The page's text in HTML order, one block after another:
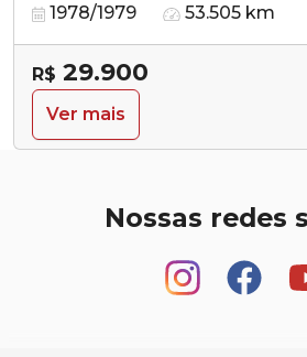
1978/1979 53.505 km
R$ 29.900
Ver mais
Nossas redes